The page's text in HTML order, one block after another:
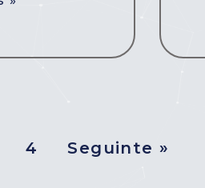
4 Seguinte »